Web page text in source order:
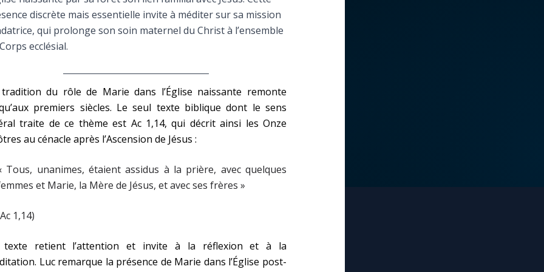
Faire un don
Marie de Nazareth
discrète mais essentielle invite à méditer sur sa mission
qui prolonge son soin maternel du Christ à l’ensemble
ecclésial.
du rôle de Marie dans l’Église naissante remonte
premiers siècles. Le seul texte biblique dont le sens
traite de ce thème est Ac 1,14, qui décrit ainsi les Onze
au cénacle après l’Ascension de Jésus :
Tous, unanimes, étaient assidus à la prière, avec quelques
et Marie, la Mère de Jésus, et avec ses frères »
1,14)
texte retient l’attention et invite à la réflexion et à la
Luc remarque la présence de Marie dans l’Église post-